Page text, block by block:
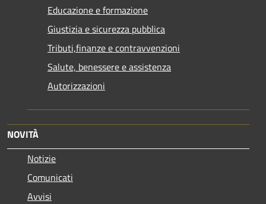
Educazione e formazione
Giustizia e sicurezza pubblica
Tributi,finanze e contravvenzioni
Salute, benessere e assistenza
Autorizzazioni
NOVITÀ
Notizie
Comunicati
Avvisi